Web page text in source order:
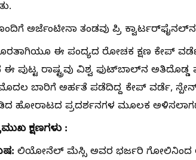
ಅರ್ಜೆಂಟೀನಾ ತಂಡವು ಪ್ರಿ
ಈ ಪಂದ್ಯದ ರೋಚಕ ಕ್ಷಣ ಕೇಪ್ ವರ್ಡೆ
ಪುಟ್ಟ ರಾಷ್ಟ್ರವು ವಿಶ್ವ ಫುಟ್‌ಬಾಲ್‌ನ
ಬಾರಿಗೆ ಅರ್ಹತೆ ಪಡೆದಿದ್ದ ಕೇಪ್ ವರ್ಡೆ,
ಹೋರಾಟದ ಪ್ರದರ್ಶನಗಳ ಮೂಲಕ
ಕ್ಷಣಗಳು :
ಲಿಯೋನೆಲ್ ಮೆಸ್ಸಿ ಅವರ ಭರ್ಜರಿ ಗೋಲಿನಿಂದ